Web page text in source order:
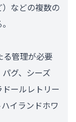
などの複数の
る管理が必要
グ、シーズ
ールレトリー
イランドホワ